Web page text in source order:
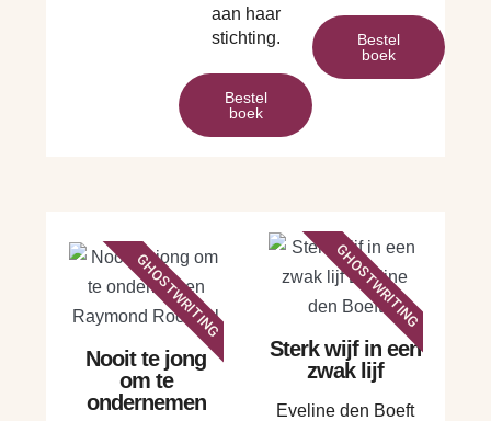
aan haar
stichting.
Bestel
boek
Bestel
boek
Nooit te jong
om te
ondernemen
GHOSTWRITING
Sterk wijf in een
zwak lijf
Eveline den Boeft
GHOSTWRITING